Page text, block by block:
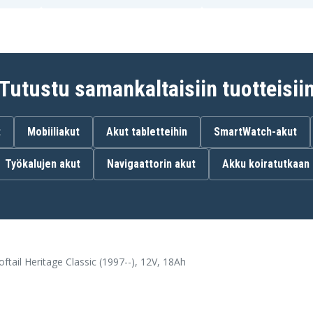
samankaltaisiin
Mobiiliakut Akut tabletteihin SmartWatch-akut
Työkalujen akut Navigaattorin akut Akku koiratutkaan
Heritage Classic (1997--), 12V, 18Ah